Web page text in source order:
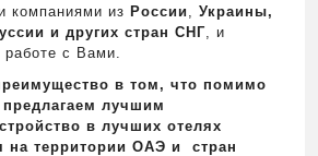
компаниями из России ,Украины,
и других стран СНГ , и
работе с Вами.
в том, что помимо
лучшим
в лучших отелях
на территории ОАЭ и стран